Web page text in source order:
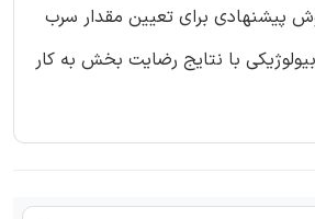
پیشنهادی برای تعیین مقدار سرب
با نتایج رضایت بخش به کار